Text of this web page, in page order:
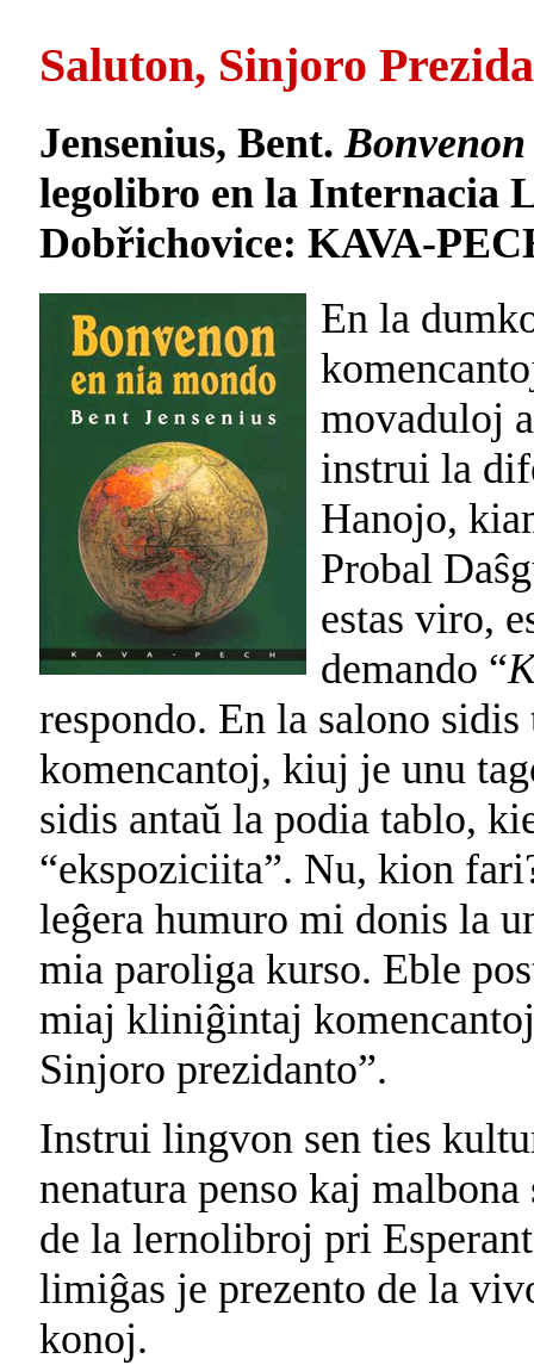
Saluton, Sinjoro
Jensenius, Bent.
legolibro en la Internacia
Dobřichovice: KAVA-
En la
movaduloj
instrui la
Hanojo,
Probal
estas viro,
demando “
respondo. En la salono
komencantoj, kiuj je unu
sidis antaŭ la podia tablo,
“ekspoziciita”. Nu, kion
leĝera humuro mi donis la
mia paroliga kurso. Eble
miaj kliniĝintaj
Sinjoro prezidanto”.
Instrui lingvon sen ties
nenatura penso kaj
de la lernolibroj pri
limiĝas je prezento de la
konoj.